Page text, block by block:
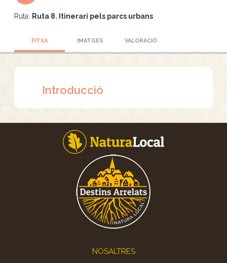
Ruta: Ruta 8. Itinerari pels parcs urbans
FITXA IMATGES VALORACIÓ
Introducció
NOSALTRES